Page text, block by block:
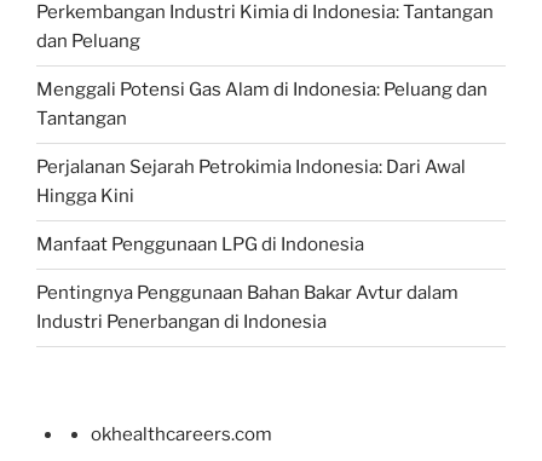
Perkembangan Industri Kimia di Indonesia: Tantangan
dan Peluang
Menggali Potensi Gas Alam di Indonesia: Peluang dan
Tantangan
Perjalanan Sejarah Petrokimia Indonesia: Dari Awal
Hingga Kini
Manfaat Penggunaan LPG di Indonesia
Pentingnya Penggunaan Bahan Bakar Avtur dalam
Industri Penerbangan di Indonesia
okhealthcareers.com